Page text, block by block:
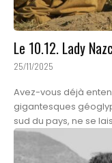
Le 10.12. Lady
25/11/2025
Avez-vous déjà
gigantesques
sud du pays, ne se